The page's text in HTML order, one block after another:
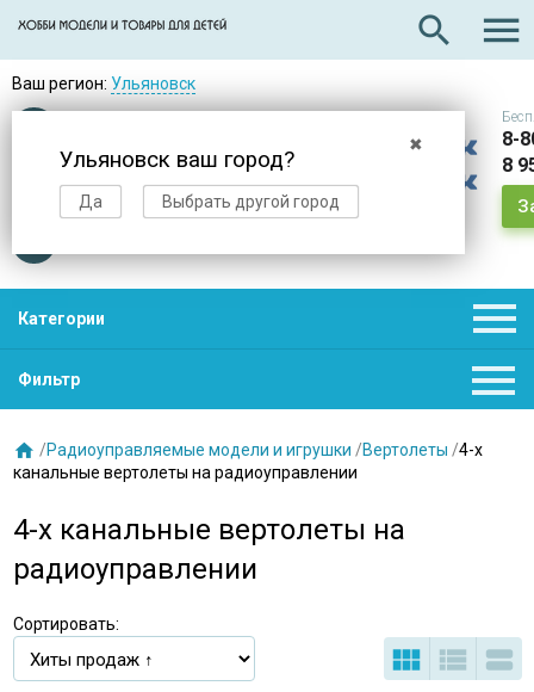
search 
Ваш регион: Ульяновск
✖
Ульяновск ваш город?
Да Выбрать другой город
Доставкав день заказа
8-
8
Категории 
Фильтр 
 /Радиоуправляемые модели и игрушки /Вертолеты /4-х
канальные вертолеты на радиоуправлении
4-х канальные вертолеты на
радиоуправлении
Сортировать:
  